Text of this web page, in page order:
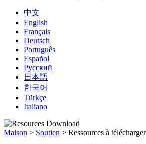
中文
English
Français
Deutsch
Português
Español
Русский
日本語
한국어
Türkçe
Italiano
Maison > Soutien > Ressources à télécharger